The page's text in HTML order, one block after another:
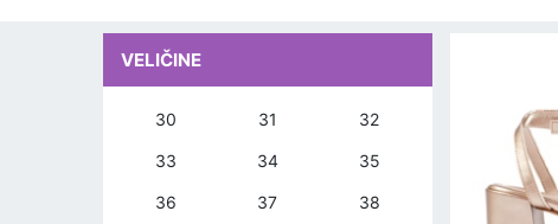
VELIČINE
30 31 32
33 34 35
36 37 38